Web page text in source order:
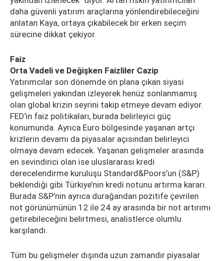
daha güvenli yatırım araçlarına yönlendirebileceğini
anlatan Kaya, ortaya çıkabilecek bir erken seçim
sürecine dikkat çekiyor.
Faiz
Orta Vadeli ve Değişken Faizliler Cazip
Yatırımcılar son dönemde ön plana çıkan siyasi
gelişmeleri yakından izleyerek henüz sonlanmamış
olan global krizin seyrini takip etmeye devam ediyor.
FED’in faiz politikaları, burada belirleyici güç
konumunda. Ayrıca Euro bölgesinde yaşanan artçı
krizlerin devamı da piyasalar açısından belirleyici
olmaya devam edecek. Yaşanan gelişmeler arasında
en sevindirici olan ise uluslararası kredi
derecelendirme kuruluşu Standard&Poors’un (S&P)
beklendiği gibi Türkiye’nin kredi notunu artırma kararı.
Burada S&P’nin ayrıca durağandan pozitife çevrilen
not görünümünün 12 ile 24 ay arasında bir not artırımı
getirebileceğini belirtmesi, analistlerce olumlu
karşılandı.
Tüm bu gelişmeler dışında uzun zamandır piyasalar